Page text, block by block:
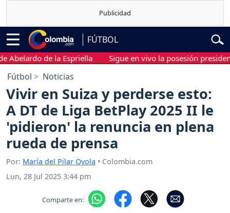
FÚTBOL
de la Espriella Sigue en vivo la posesión presidencial
Fútbol Noticias
Vivir en Suiza y perderse esto:
A DT de Liga BetPlay 2025 II le
'pidieron' la renuncia en plena
rueda de prensa
Por: María del Pilar Oyola • Colombia.com
Lun, 28 Jul 2025 3:44 pm
Comparte en: